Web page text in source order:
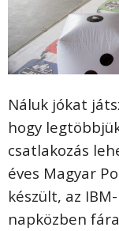
Náluk jókat
hogy
csatlakozás
éves Magyar
készült, az
napközben